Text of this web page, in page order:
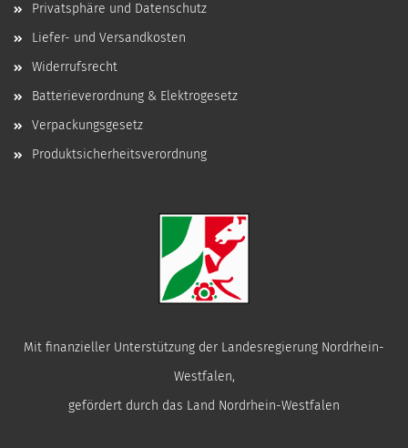
Privatsphäre und Datenschutz
Liefer- und Versandkosten
Widerrufsrecht
Batterieverordnung & Elektrogesetz
Verpackungsgesetz
Produktsicherheitsverordnung
Mit finanzieller Unterstützung der Landesregierung Nordrhein-
Westfalen,
gefördert durch das Land Nordrhein-Westfalen